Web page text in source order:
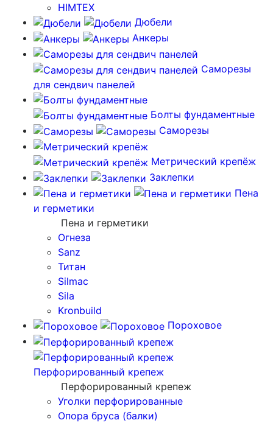
HIMTEX
Дюбели
Анкеры
Саморезы
для сендвич панелей
Болты фундаментные
Саморезы
Метрический крепёж
Заклепки
Пена
и герметики
Пена и герметики
Огнеза
Sanz
Титан
Silmac
Sila
Kronbuild
Пороховое
Перфорированный крепеж
Перфорированный крепеж
Уголки перфорированные
Опора бруса (балки)